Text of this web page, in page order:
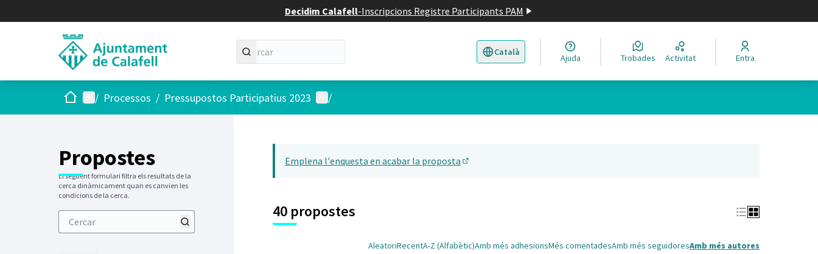
Decidim Calafell-Inscripcions Registre Participants PAM
Català
Triar la llengua Elegir el idioma
Ajuda Trobades Activitat Entra
Inici Menú principal
/ Processos / Pressupostos Participatius 2023 Menú d'usuari
/
Propostes
El següent formulari filtra els resultats de la
cerca dinàmicament quan es canvien les
condicions de la cerca.
14
Emplena l'enquesta en acabar la proposta
40 propostes
AleatoriRecentA-Z (Alfabètic)Amb més adhesionsMés comentadesAmb més seguidoresAmb més autores